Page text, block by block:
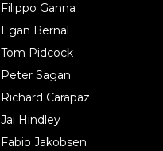
Filippo Ganna
Egan Bernal
Tom Pidcock
Peter Sagan
Richard Carapaz
Jai Hindley
Fabio Jakobsen